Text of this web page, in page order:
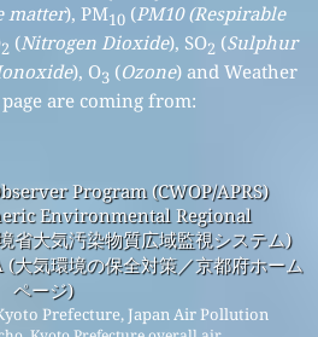
matter), PM10(PM10 (Respirable
2 (Nitrogen Dioxide), SO2 (Sulphur
), O3 (Ozone) and Weather
are coming from:
Program (CWOP/APRS)
Environmental Regional
省大気汚染物質広域監視システム)
大気環境の保全対策／京都府ホーム
ページ)
Prefecture, Japan Air Pollution